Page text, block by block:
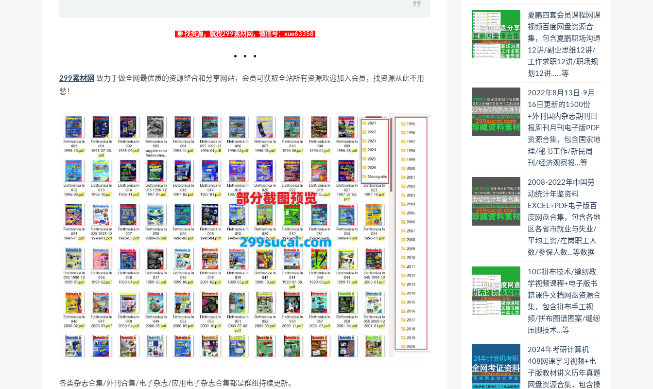
◉ 找资源，就找299素材网，微信号：xue63358
299素材网 致力于做全网最优质的资源整合和分享网站，会员可获取全站所有资源欢迎加入会员，找资源从此不用
愁！
各类杂志合集/外刊合集/电子杂志/应用电子杂志合集都是群组持续更新。
夏鹏四套会员课程网课
视频百度网盘资源合
集，包含夏鹏职场沟通
12讲/副业思维12讲/
工作求职12讲/职场规
划12讲……等
2022年8月13日-9月
16日更新的1500份
+外刊国内杂志期刊日
报周刊月刊电子版PDF
资源合集，包含国家地
理/秘书工作/新民周
刊/经济观察报…等
2008-2022年中国劳
动统计年鉴资料
EXCEL+PDF电子版百
度网盘合集，包含各地
区各省市就业与失业/
平均工资/在岗职工人
数/参保人数…等数据
10G拼布技术/缝纫教
学视频课程+电子版书
籍课件文档网盘资源合
集，包含拼布手工视
频/拼布图谱图案/缝纫
压脚技术…等
2024年考研计算机
408网课学习视频+电
子版教材讲义历年真题
网盘资源合集，包含操